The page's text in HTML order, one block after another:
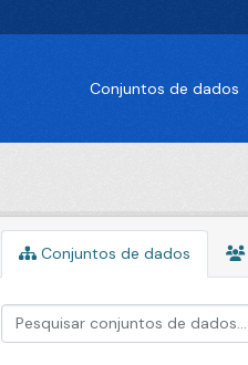
Conjuntos de dados
Conjuntos de dados